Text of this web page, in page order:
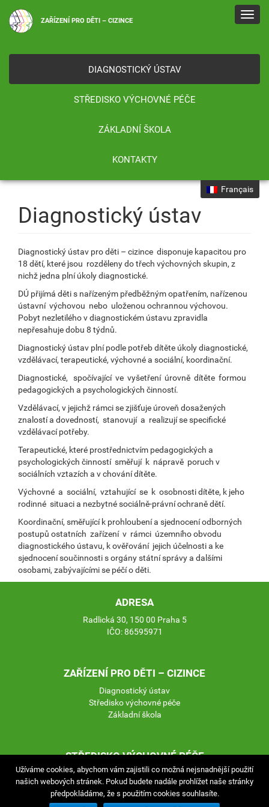
ZAŘÍZENÍ PRO DĚTI – CIZINCE
DIAGNOSTICKÝ ÚSTAV
STŘEDISKO VÝCHOVNÉ PÉČE
ZÁKLADNÍ ŠKOLA
KONTAKTY
Français
Diagnostický ústav
Diagnostický ústav pro děti – cizince disponuje kapacitou pro
18 dětí, které jsou rozděleny do třech výchovných skupin, z
nichž jedna plní úkoly diagnostické.
DÚ přijímá děti s nařízeným předběžným opatřením, nařízenou
ústavní výchovou nebo uloženou ochrannou výchovou.
Pobyt nezletilého v diagnostickém ústavu zpravidla
nepřesahuje dobu 8 týdnů.
Diagnostický ústav plní podle potřeb dítěte úkoly diagnostické,
vzdělávací, terapeutické, výchovné a sociální, koordinační.
Diagnostické, spočívající ve vyšetření úrovně dítěte formou
pedagogických a psychologických činností.
Vzdělávací, v jejichž rámci se zjišťuje úroveň dosažených
znalostí a dovedností, stanovují a realizují se specifické
vzdělávací potřeby.
Terapeutické, které prostřednictvím pedagogických a
psychologických činností směřují k nápravě poruch v
sociálních vztazích a v chování dítěte.
Výchovné a sociální, vztahující se k osobnosti dítěte, k jeho
rodinné situaci a nezbytné sociálně-právní ochraně dětí.
Koordinační, směřující k prohloubení a sjednocení odborných
postupů ostatních zařízení v rámci územního obvodu
diagnostického ústavu, k ověřování jejich účelnosti a ke
sjednocení součinnosti s orgány státní správy a dalšími
osobami, zabývajícími se péčí o děti.
ADRESA
Radlická 30, 150 00 Praha 5
IČO: 86595971
ZAŘÍZENÍ PRO DĚTI – CIZINCE
Diagnostický ústav
Středisko výchovné péče
Základní škola
STŘEDISKO VÝCHOVNÉ PÉČE
Kupeckého 576/17, 149 00 Praha 4
Užíváme cookies, abychom vám zajistili co možná nejsnadnější použití
našich webových stránek. Pokud budete nadále prohlížet naše stránky
předpokládáme, že s použitím cookies souhlasíte.